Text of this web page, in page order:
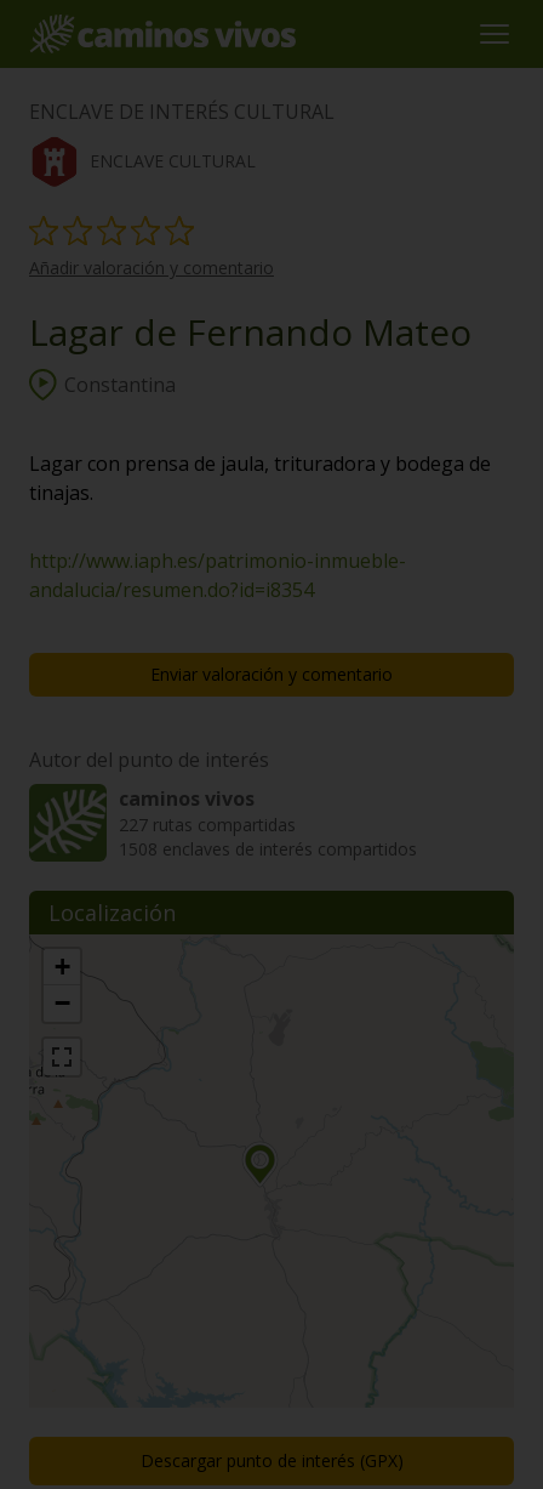
ENCLAVE DE INTERÉS CULTURAL
ENCLAVE CULTURAL
Añadir valoración y comentario
Lagar de Fernando Mateo
Constantina
Lagar con prensa de jaula, trituradora y bodega de
tinajas.
http://www.iaph.es/patrimonio-inmueble-
andalucia/resumen.do?id=i8354
Enviar valoración y comentario
Autor del punto de interés
caminos vivos
227 rutas compartidas
1508 enclaves de interés compartidos
Localización
+
−
Descargar punto de interés (GPX)